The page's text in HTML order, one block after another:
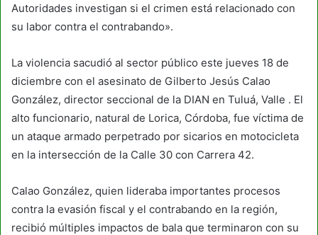
Autoridades investigan si el crimen está relacionado con
su labor contra el contrabando».
La violencia sacudió al sector público este jueves 18 de
diciembre con el asesinato de Gilberto Jesús Calao
González, director seccional de la DIAN en Tuluá, Valle . El
alto funcionario, natural de Lorica, Córdoba, fue víctima de
un ataque armado perpetrado por sicarios en motocicleta
en la intersección de la Calle 30 con Carrera 42.
Calao González, quien lideraba importantes procesos
contra la evasión fiscal y el contrabando en la región,
recibió múltiples impactos de bala que terminaron con su